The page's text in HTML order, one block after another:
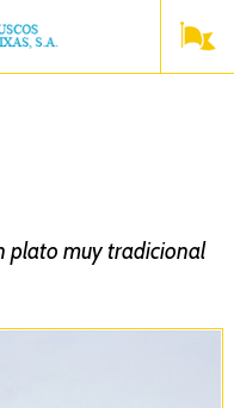
plato muy tradicional